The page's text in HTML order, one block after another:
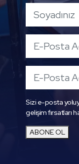
Sizi e-posta
gelişim fırsatları
ABONE OL